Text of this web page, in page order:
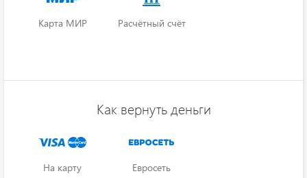
Карта МИР Расчётный счёт
Как вернуть деньги
На карту Евросеть